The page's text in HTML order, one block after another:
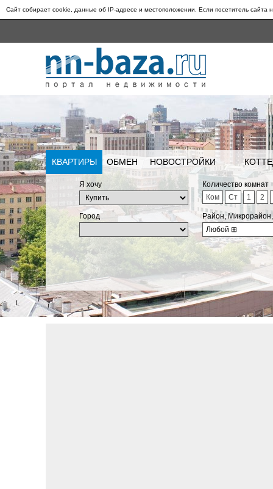
Сайт собирает cookie, данные об IP-адресе и местоположении. Если посетитель сайта
КВАРТИРЫ ОБМЕН НОВОСТРОЙКИ
Я хочу
Количество комнат
Ком
Ст 1 2
Город
Район,
Любой ⊞